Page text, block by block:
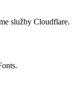
služby Cloudflare.